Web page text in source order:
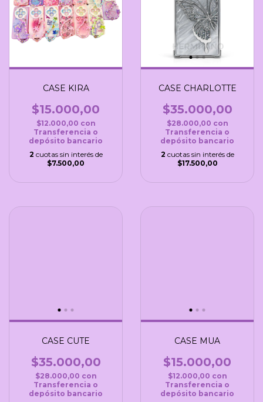
CASE KIRA
$15.000,00
$12.000,00 con
Transferencia o
depósito bancario
2 cuotas sin interés de
$7.500,00
CASE CHARLOTTE
$35.000,00
$28.000,00 con
Transferencia o
depósito bancario
2 cuotas sin interés de
$17.500,00
CASE CUTE
$35.000,00
$28.000,00 con
Transferencia o
depósito bancario
CASE MUA
$15.000,00
$12.000,00 con
Transferencia o
depósito bancario